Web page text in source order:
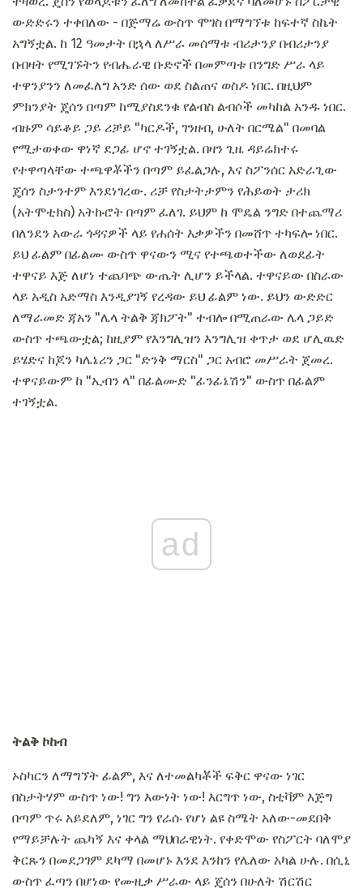
ውድድሩን ተቀበለው - በጅማሬ ውስጥ ሞገስ በማግኘቱ ከፍተኛ ስኬት
አግኝቷል. ከ 12 ዓመታት በኋላ ለሥራ መሰማቱ ብሪታንያ በብሪታንያ
በብዛት የሚገኙትን የብሔራዊ ቡድኖች በመምጣቱ በንግድ ሥራ ላይ
ተዋንያንን ለመፈለግ አንድ ሰው ወደ ስልጠና ወስዶ ነበር. በዚህም
ምክንያት ጄሰን በጣም ከሚያስደንቁ የልብስ ልብሶች መካከል አንዱ ነበር.
ብዙም ሳይቆይ ጋይ ሪቻይ "ካርዶች, ገንዘብ, ሁለት በርሜል" በመባል
የሚታወቀው ዋነኛ ደጋፊ ሆኖ ተገኝቷል. በዛን ጊዜ ዳይሬክተሩ
የተዋጣላቸው ተጫዋቾችን በጣም ይፈልጋሉ, እና ስፖንሰር አድራጊው
ጄሰን ስታንተም እንደነገረው. ሪቻ የስታትታምን የሕይወት ታሪክ
(አትሞቲክስ) አትኩሮት በጣም ፈለገ. ይህም ከ ሞዴል ንግድ በተጨማሪ
በለንደን አውራ ጎዳናዎች ላይ የሐሰት እቃዎችን በመሸጥ ተካፍሎ ነበር.
ይህ ፊልም በፊልሙ ውስጥ ዋናውን ሚና የተጫወተችው ለወደፊት
ተዋናይ እጅ ለሆነ ተጨባጭ ውጤት ሊሆን ይችላል. ተዋናይው በስራው
ላይ አዲስ አድማስ እንዲያገኝ የረዳው ይህ ፊልም ነው. ይህን ውድድር
ለማራመድ ጃአን "ሌላ ትልቅ ጃክፖት" ተብሎ በሚጠራው ሌላ ጋይድ
ውስጥ ተጫውቷል; ከዚያም የእንግሊዝን እንግሊዝ ቀጥታ ወደ ሆሊዉድ
ይሄድና ከጆን ካሌኔሪን ጋር "ድንቅ ማርስ" ጋር አብሮ መሥራት ጀመረ.
ተዋናይውም ከ "ኢብን ላ" በፊልሙድ "ፊንፊኔሽን" ውስጥ በፊልም
ተገኝቷል.
ad
ትልቅ ኮከብ
ኦስካርን ለማግኘት ፊልም, እና ለተመልካቾች ፍቅር ዋናው ነገር
በስታትሃም ውስጥ ነው! ግን እውነት ነው! እርግጥ ነው, ስቲቫም እጅግ
በጣም ጥሩ አይደለም, ነገር ግን የራሱ የሆነ ልዩ ስሜት አለው-መደበቅ
የማይቻሉት ጨካኝ እና ቀላል ማህበራዊነት. የቀድሞው የስፖርት ባለሞያ
ቅርጹን በመደጋገም ደካማ በመሆኑ እንደ እንከን የሌለው አካል ሁሉ. በሲኒ
ውስጥ ፈጣን በሆነው የሙዚቃ ሥራው ላይ ጄሰን በሁለት ሽርሽር